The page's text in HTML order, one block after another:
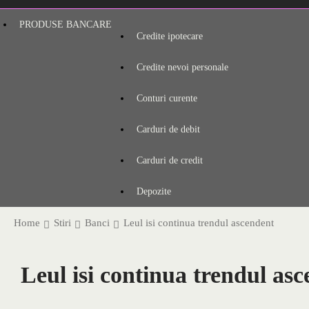
PRODUSE BANCARE
Credite ipotecare
Credite nevoi personale
Conturi curente
Carduri de debit
Carduri de credit
Depozite
Home Stiri Banci Leul isi continua trendul ascendent
Leul isi continua trendul